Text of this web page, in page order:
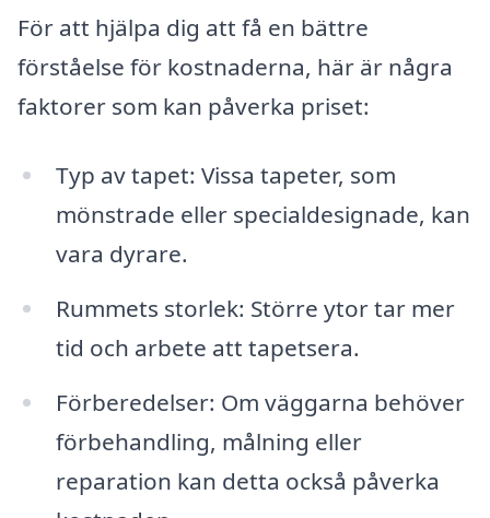
För att hjälpa dig att få en bättre
förståelse för kostnaderna, här är några
faktorer som kan påverka priset:
Typ av tapet: Vissa tapeter, som
mönstrade eller specialdesignade, kan
vara dyrare.
Rummets storlek: Större ytor tar mer
tid och arbete att tapetsera.
Förberedelser: Om väggarna behöver
förbehandling, målning eller
reparation kan detta också påverka